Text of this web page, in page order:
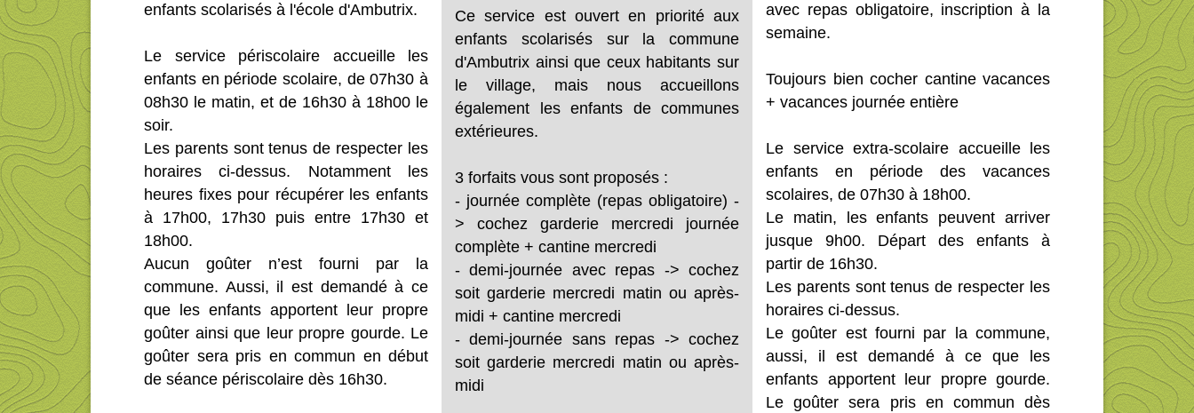
enfants scolarisés à l'école d'Ambutrix.
Le service périscolaire accueille les
enfants en période scolaire, de 07h30 à
08h30 le matin, et de 16h30 à 18h00 le
soir.
Les parents sont tenus de respecter les
horaires ci-dessus. Notamment les
heures fixes pour récupérer les enfants
à 17h00, 17h30 puis entre 17h30 et
18h00.
Aucun goûter n’est fourni par la
commune. Aussi, il est demandé à ce
que les enfants apportent leur propre
goûter ainsi que leur propre gourde. Le
goûter sera pris en commun en début
de séance périscolaire dès 16h30.
Ce service est ouvert en priorité aux
enfants scolarisés sur la commune
d'Ambutrix ainsi que ceux habitants sur
le village, mais nous accueillons
également les enfants de communes
extérieures.
3 forfaits vous sont proposés :
- journée complète (repas obligatoire) -
> cochez garderie mercredi journée
complète + cantine mercredi
- demi-journée avec repas -> cochez
soit garderie mercredi matin ou après-
midi + cantine mercredi
- demi-journée sans repas -> cochez
soit garderie mercredi matin ou après-
midi
avec repas obligatoire, inscription à la
semaine.
Toujours bien cocher cantine vacances
+ vacances journée entière
Le service extra-scolaire accueille les
enfants en période des vacances
scolaires, de 07h30 à 18h00.
Le matin, les enfants peuvent arriver
jusque 9h00. Départ des enfants à
partir de 16h30.
Les parents sont tenus de respecter les
horaires ci-dessus.
Le goûter est fourni par la commune,
aussi, il est demandé à ce que les
enfants apportent leur propre gourde.
Le goûter sera pris en commun dès